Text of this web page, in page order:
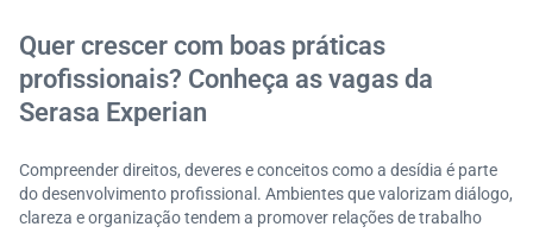
Quer crescer com boas práticas
profissionais? Conheça as vagas da
Serasa Experian
Compreender direitos, deveres e conceitos como a desídia é parte
do desenvolvimento profissional. Ambientes que valorizam diálogo,
clareza e organização tendem a promover relações de trabalho